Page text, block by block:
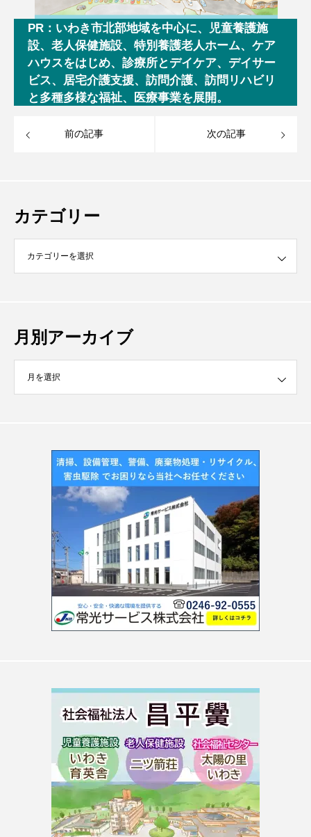
PR：いわき市北部地域を中心に、児童養護施
設、老人保健施設、特別養護老人ホーム、ケア
ハウスをはじめ、診療所とデイケア、デイサー
ビス、居宅介護支援、訪問介護、訪問リハビリ
と多種多様な福祉、医療事業を展開。
前の記事 次の記事
カテゴリー
月別アーカイブ